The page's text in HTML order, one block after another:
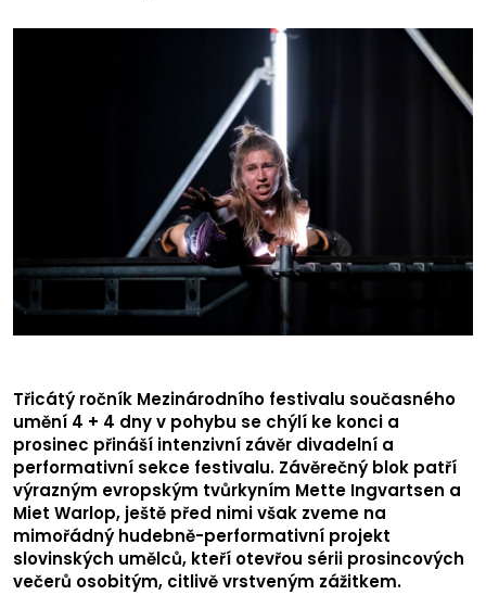
Třicátý ročník Mezinárodního festivalu současného
umění 4 + 4 dny v pohybu se chýlí ke konci a
prosinec přináší intenzivní závěr divadelní a
performativní sekce festivalu. Závěrečný blok patří
výrazným evropským tvůrkyním Mette Ingvartsen a
Miet Warlop, ještě před nimi však zveme na
mimořádný hudebně-performativní projekt
slovinských umělců, kteří otevřou sérii prosincových
večerů osobitým, citlivě vrstveným zážitkem.